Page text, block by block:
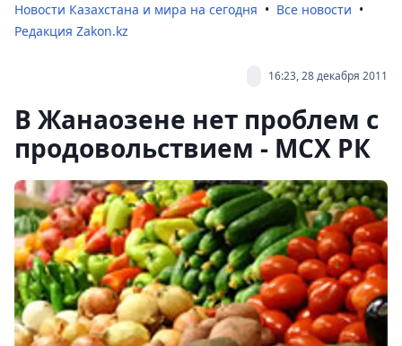
Новости Казахстана и мира на сегодня
Все новости
Редакция Zakon.kz
16:23, 28 декабря 2011
В Жанаозене нет проблем с
продовольствием - МСХ РК